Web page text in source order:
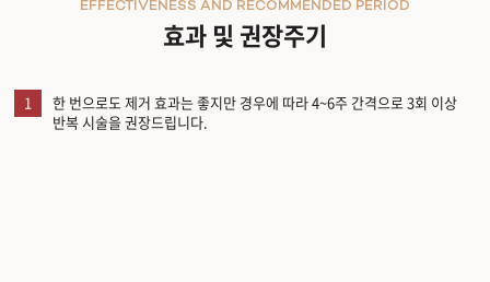
효과 및 권장주기
EFFECTIVENESS AND RECOMMENDED PERIOD
1
한 번으로도 제거 효과는 좋지만 경우에 따라 4~6주 간격으로 3회 이상
반복 시술을 권장드립니다.